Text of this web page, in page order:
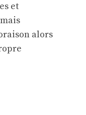
et
alors